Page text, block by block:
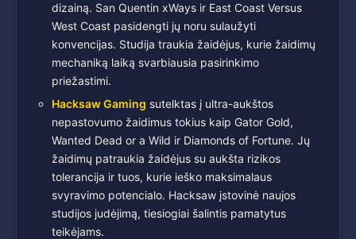
dizainą. San Quentin xWays ir East Coast Versus
West Coast pasidengti jų noru sulaužyti
konvencijas. Studija traukia žaidėjus, kurie žaidimų
mechaniką laiką svarbiausia pasirinkimo
priežastimi.
Hacksaw Gaming sutelktas į ultra-aukštos
nepastovumo žaidimus tokius kaip Gator Gold,
Wanted Dead or a Wild ir Diamonds of Fortune. Jų
žaidimų patraukia žaidėjus su aukšta rizikos
tolerancija ir tuos, kurie ieško maksimalaus
svyravimo potencialo. Hacksaw įstovinė naujos
studijos judėjimą, tiesiogiai šalintis pamatytus
teikėjams.